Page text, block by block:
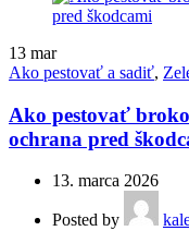
13 mar
Ako pestovať a sadiť,
Ako pestovať
ochrana pred
13. marca 2026
Posted by